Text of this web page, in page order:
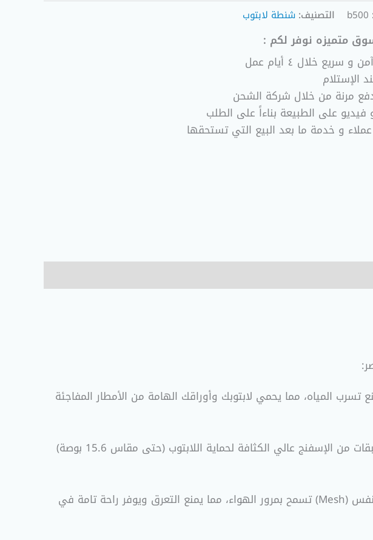
b500 التصنيف: شنطة لابتوب
متميزه نوفر لكم :
سريع خلال ٤ أيام عمل
الإستلام
مرنة من خلال شركة الشحن
فيديو على الطبيعة بناءاً على الطلب
و خدمة ما بعد البيع التي تستحقها
تسرب المياه، مما يحمي لابتوبك وأوراقك الهامة من الأمطار المفاجئة
تحتوي الشنطة على قسم داخلي مدعم بطبقات من الإسفنج عالي الكثافة لحماية اللابتوب (حتى مقاس 15.6 بوصة)
الجزء الملامس للظهر مصمم من شبكة تنفس (Mesh) تسمح بمرور الهواء، مما يمنع التعرق ويوفر راحة تامة في